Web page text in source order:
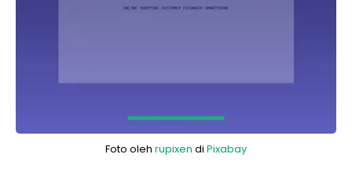
Foto oleh rupixen di Pixabay